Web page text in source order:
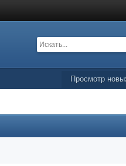
Просмотр